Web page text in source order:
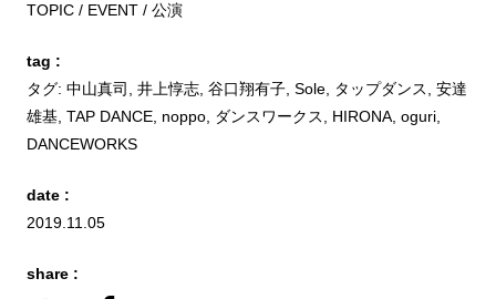
TOPIC
EVENT 公演
tag :
タグ: 中山真司 , 井上惇志, 谷口翔有子, Sole, タップダンス, 安達
雄基, TAP DANCE, noppo, ダンスワークス, HIRONA, oguri,
DANCEWORKS
date :
2019.11.05
share :